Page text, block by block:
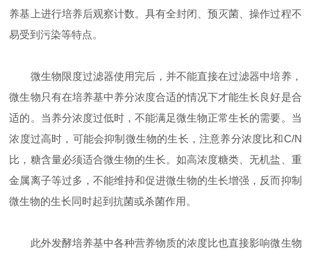
养基上进行培养后观察计数。具有全封闭、预灭菌、操作过程不
易受到污染等特点。
微生物限度过滤器使用完后，并不能直接在过滤器中培养，
微生物只有在培养基中养分浓度合适的情况下才能生长良好是合
适的。当养分浓度过低时，不能满足微生物正常生长的需要。当
浓度过高时，可能会抑制微生物的生长，注意养分浓度比和C/N
比，糖含量必须适合微生物的生长。如高浓度糖类、无机盐、重
金属离子等过多，不能维持和促进微生物的生长增强，反而抑制
微生物的生长同时起到抗菌或杀菌作用。
此外发酵培养基中各种营养物质的浓度比也直接影响微生物